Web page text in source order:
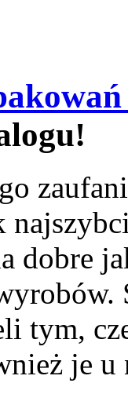
dobre
tym,
je u